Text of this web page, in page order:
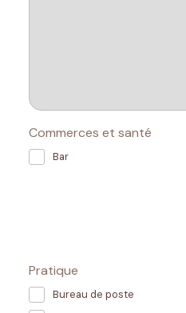
Commerces et santé
Bar
Pratique
Bureau de poste